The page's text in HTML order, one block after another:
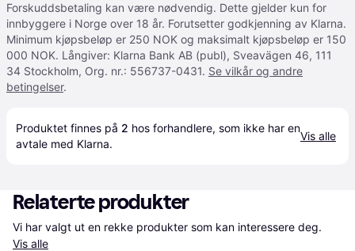
Forskuddsbetaling kan være nødvendig. Dette gjelder kun for
innbyggere i Norge over 18 år. Forutsetter godkjenning av Klarna.
Minimum kjøpsbeløp er 250 NOK og maksimalt kjøpsbeløp er 150
000 NOK. Långiver: Klarna Bank AB (publ), Sveavägen 46, 111
34 Stockholm, Org. nr.: 556737-0431. Se vilkår og andre
betingelser.
Produktet finnes på 2 hos forhandlere, som ikke har en
avtale med Klarna.
Vis alle
Relaterte produkter
Vis alle